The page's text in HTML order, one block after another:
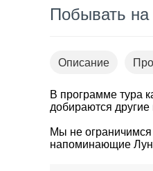
Побывать
Описание
В программе тура
добираются
Мы не
напоминающие